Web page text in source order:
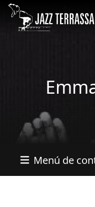
Vés al contingut
Menú de